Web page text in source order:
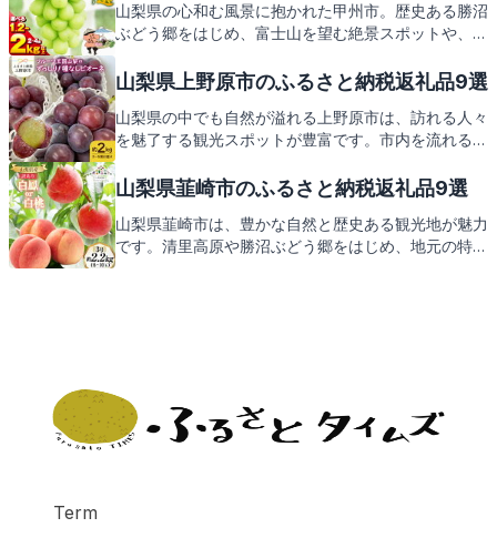
山梨県の心和む風景に抱かれた甲州市。歴史ある勝沼
ぶどう郷をはじめ、富士山を望む絶景スポットや、甲
の地域の豊かな恵みをお家で感じられる返礼品の紹介
山梨県上野原市のふるさと納税返礼品9選
山梨県の中でも自然が溢れる上野原市は、訪れる人々
を魅了する観光スポットが豊富です。市内を流れる清
産品がふるさと納税の返礼品としてもお楽しみいただ
します。
山梨県韮崎市のふるさと納税返礼品9選
山梨県韮崎市は、豊かな自然と歴史ある観光地が魅力
です。清里高原や勝沼ぶどう郷をはじめ、地元の特産
Term